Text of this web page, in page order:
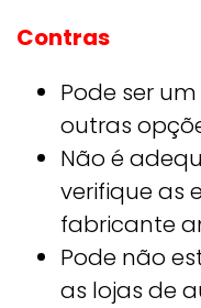
Contras
Pode ser
outras
Não é
verifique as
fabricante
Pode não
as lojas de